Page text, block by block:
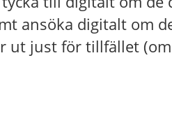
ansöka digitalt om
ut just för tillfället